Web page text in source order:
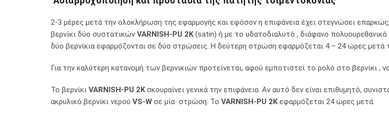
2-3 μέρες μετά την ολοκλήρωση της εφαρμογής και εφόσον η επιφάνεια έχει στεγνώσει
βερνίκι δύο συστατικών VARNISH-PU 2K(satin) ή με το υδατοδιαλυτό , διάφανο πολυουρεθανικό
δύο βερνίκια εφαρμόζονται σε δύο στρώσεις. Η δεύτερη στρώση εφαρμόζεται 4 – 24 ώρες μετά
Για την καλύτερη κατανομή των βερνικιών προτείνεται, αφού εμποτιστεί το ρολό στο βερνίκι ,
Το βερνίκι VARNISH-PU 2Kσκουραίνει γενικά την επιφάνεια. Αν αυτό δεν είναι επιθυμητό,
ακρυλικό βερνίκι νερού VS-W σε μία στρώση. To VARNISH-PU 2Kεφαρμόζεται 24 ώρες μετά.